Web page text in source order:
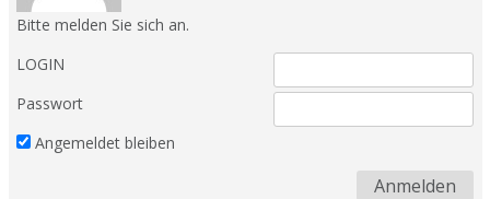
Bitte melden Sie sich an.
LOGIN
Passwort
Angemeldet bleiben